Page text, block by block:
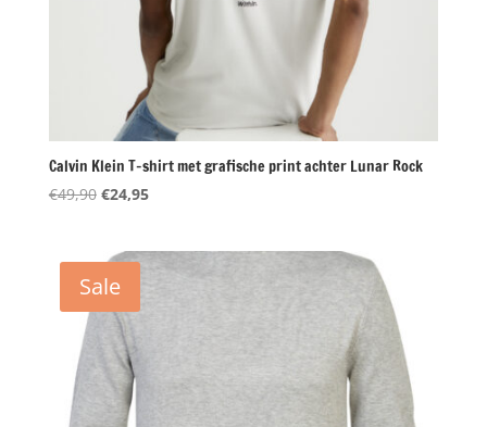
Calvin Klein T-shirt met grafische print achter Lunar Rock
€49,90 Oorspronkelijke
€49,90.
€24,95Huidige
€24,95.
Sale